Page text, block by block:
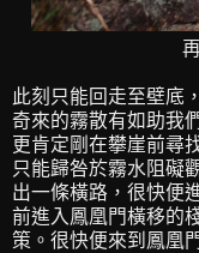
此刻只能回走至壁底
奇來的霧散有如助我
更肯定剛在攀崖前尋
只能歸咎於霧水阻礙
出一條橫路，很快便
前進入鳳凰門橫移的
策。很快便來到鳳凰